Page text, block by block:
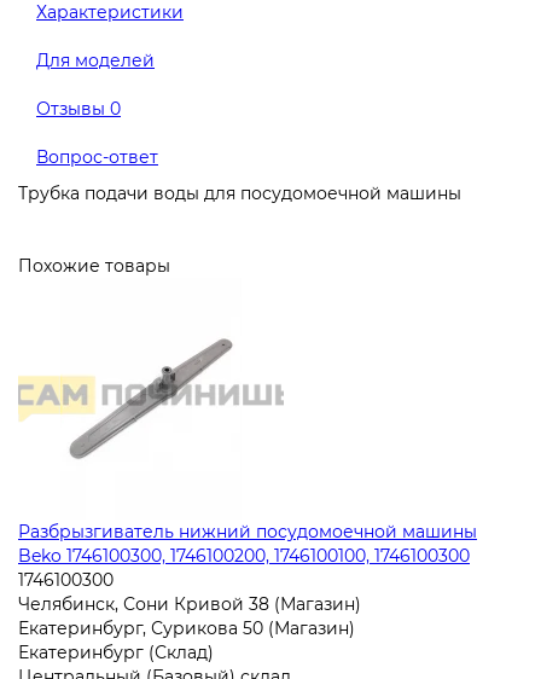
Характеристики
Для моделей
Отзывы 0
Вопрос-ответ
Трубка подачи воды для посудомоечной машины
Похожие товары
Разбрызгиватель нижний посудомоечной машины
Beko 1746100300, 1746100200, 1746100100, 1746100300
1746100300
Челябинск, Сони Кривой 38 (Магазин)
Екатеринбург, Сурикова 50 (Магазин)
Екатеринбург (Склад)